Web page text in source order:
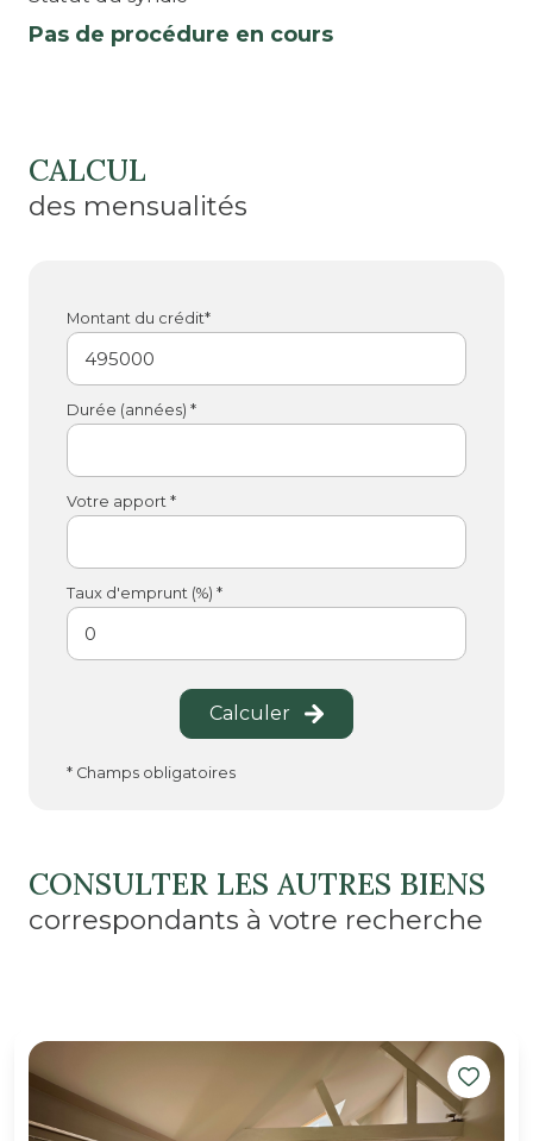
Pas de procédure en cours
CALCUL
des mensualités
Montant du crédit*
Durée (années) *
Votre apport *
Taux d'emprunt (%) *
Calculer
* Champs obligatoires
CONSULTER LES AUTRES BIENS
correspondants à votre recherche